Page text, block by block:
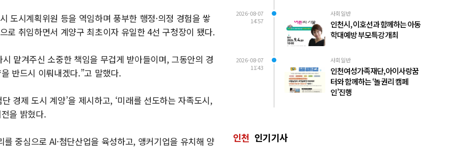
도시계획위원 등을 역임하며 풍부한 행정·의정 경험을 쌓
로 취임하면서 계양구 최초이자 유일한 4선 구청장이 됐다.
맡겨주신 소중한 책임을 무겁게 받아들이며, 그동안의 경
반드시 이뤄내겠다.”고 말했다.
경제 도시 계양’을 제시하고, ‘미래를 선도하는 자족도시,
을 밝혔다.
중심으로 AI·첨단산업을 육성하고, 앵커기업을 유치해 양
2026-08-07
14:57
사회일반
인천시, 이호선과 함께하는 아동
학대예방 부모특강 개최
2026-08-07
11:43
사회일반
인천여성가족재단, 아이사랑꿈
터와 함께하는 ‘놀 권리 캠페
인’진행
인천 인기기사